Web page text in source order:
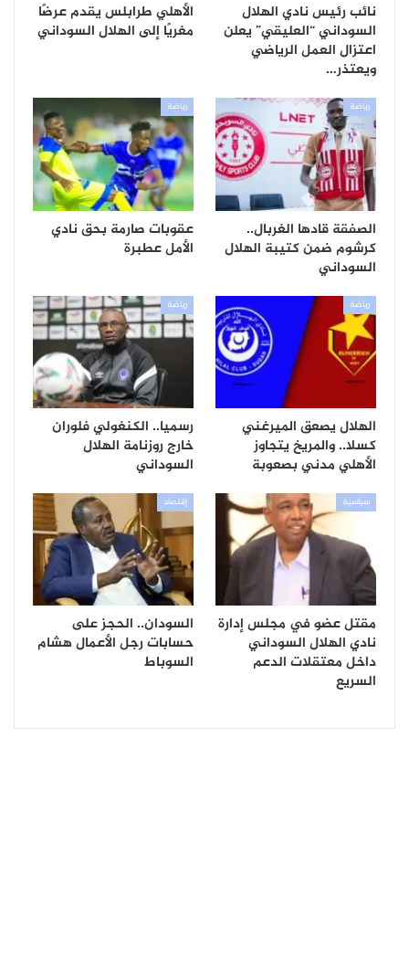
نائب رئيس نادي الهلال
السوداني “العليقي” يعلن
اعتزال العمل الرياضي
ويعتذر…
الأهلي طرابلس يقدم عرضًا
مغريًا إلى الهلال السوداني
رياضة
الصفقة قادها الغربال..
كرشوم ضمن كتيبة الهلال
السوداني
رياضة
عقوبات صارمة بحق نادي
الأمل عطبرة
رياضة
الهلال يصعق الميرغني
كسلا.. والمريخ يتجاوز
الأهلي مدني بصعوبة
رياضة
رسميا.. الكنغولي فلوران
خارج روزنامة الهلال
السوداني
سياسية
مقتل عضو في مجلس إدارة
نادي الهلال السوداني
داخل معتقلات الدعم
السريع
إقتصاد
السودان.. الحجز على
حسابات رجل الأعمال هشام
السوباط